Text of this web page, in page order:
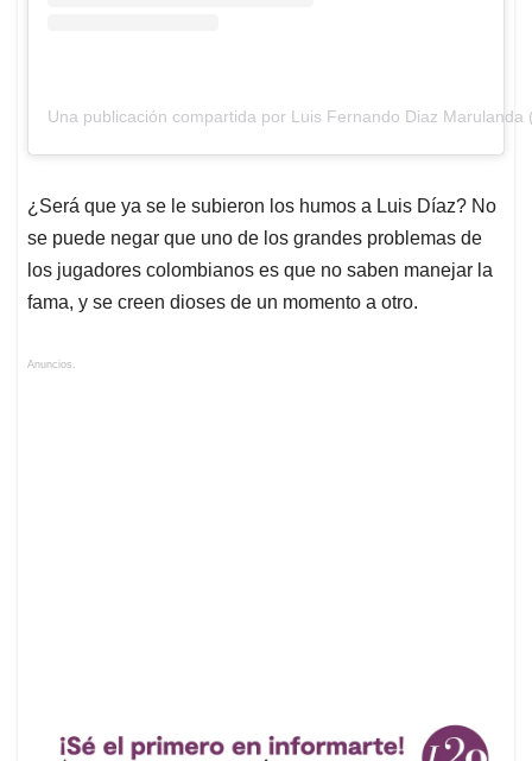
Una publicación compartida por Luis Fernando Diaz Marulanda
¿Será que ya se le subieron los humos a Luis Díaz? No
se puede negar que uno de los grandes problemas de
los jugadores colombianos es que no saben manejar la
fama, y se creen dioses de un momento a otro.
Anuncios.